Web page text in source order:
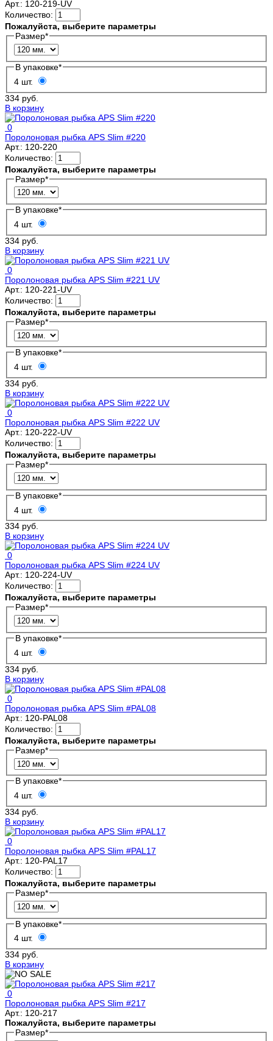
Арт.: 120-219-UV
Количество:
Пожалуйста, выберите параметры
Размер*
В упаковке*
4 шт.
334 руб.
В корзину
0
Поролоновая рыбка APS Slim #220
Арт.: 120-220
Количество:
Пожалуйста, выберите параметры
Размер*
В упаковке*
4 шт.
334 руб.
В корзину
0
Поролоновая рыбка APS Slim #221 UV
Арт.: 120-221-UV
Количество:
Пожалуйста, выберите параметры
Размер*
В упаковке*
4 шт.
334 руб.
В корзину
0
Поролоновая рыбка APS Slim #222 UV
Арт.: 120-222-UV
Количество:
Пожалуйста, выберите параметры
Размер*
В упаковке*
4 шт.
334 руб.
В корзину
0
Поролоновая рыбка APS Slim #224 UV
Арт.: 120-224-UV
Количество:
Пожалуйста, выберите параметры
Размер*
В упаковке*
4 шт.
334 руб.
В корзину
0
Поролоновая рыбка APS Slim #PAL08
Арт.: 120-PAL08
Количество:
Пожалуйста, выберите параметры
Размер*
В упаковке*
4 шт.
334 руб.
В корзину
0
Поролоновая рыбка APS Slim #PAL17
Арт.: 120-PAL17
Количество:
Пожалуйста, выберите параметры
Размер*
В упаковке*
4 шт.
334 руб.
В корзину
0
Поролоновая рыбка APS Slim #217
Арт.: 120-217
Пожалуйста, выберите параметры
Размер*